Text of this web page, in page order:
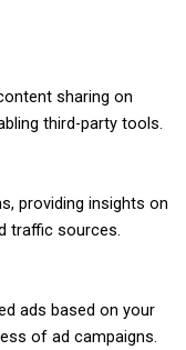
sharing on
third-party tools.
providing insights on
traffic sources.
ads based on your
of ad campaigns.